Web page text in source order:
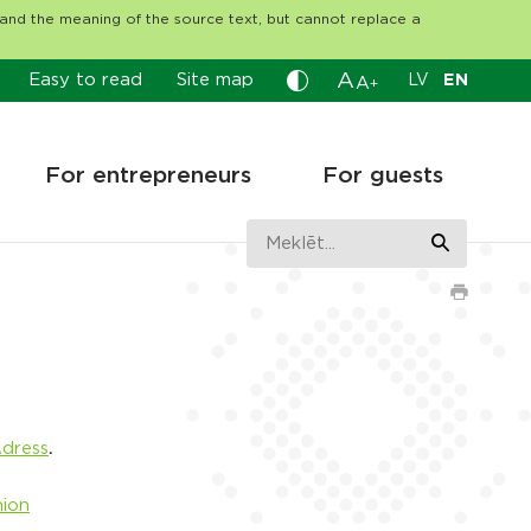
the meaning of the source text, but cannot replace a
Easy to read Site map A A+ LV EN
For entrepreneurs For guests
.